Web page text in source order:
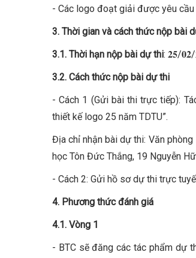
- Các logo đoạt giải được yêu
3. Thời gian và cách thức nộp bài
3.1. Thời hạn nộp bài dự thi: 𝟐𝟓/
3.2. Cách thức nộp bài dự thi
- Cách 1 (Gửi bài thi trực tiếp):
thiết kế logo 25 năm TDTU”.
Địa chỉ nhận bài dự thi: Văn phòng
học Tôn Đức Thắng, 19 Nguyễn
- Cách 2: Gửi hồ sơ dự thi trực
4. Phương thức đánh giá
4.1. Vòng 1
- BTC sẽ đăng các tác phẩm dự